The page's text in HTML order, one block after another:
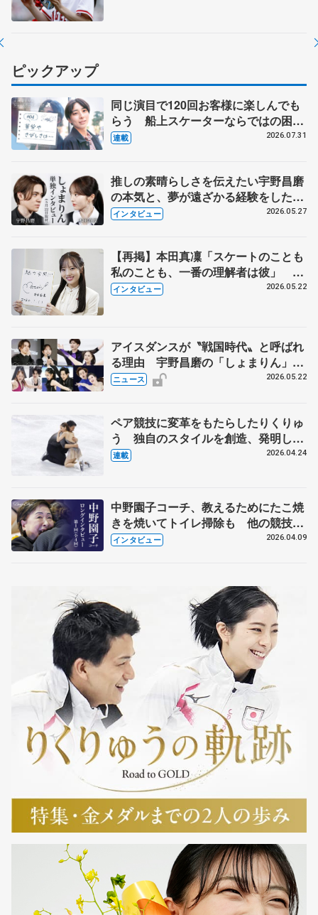
ピックアップ
同じ演目で120回お客様に楽しんでも
らう 船上スケーターならではの困難
とは 影響あったPIW前キャプテン松
連載 2026.07.31
推しの素晴らしさを伝えたい宇野昌磨
の本気と、夢が遠ざかる経験をした本
田真凜の覚悟
インタビュー 2026.05.27
【再掲】本田真凜「スケートのことも
私のことも、一番の理解者は彼」 引
退時の単独インタビューで語った競技
インタビュー 2026.05.22
アイスダンスが〝戦国時代〟と呼ばれ
る理由 宇野昌磨の「しょまりん」ら
実力者が相次いで参戦 国内の競争激
ニュース 2026.05.22
ペア競技に変革をもたらしたりくりゅ
う 独自のスタイルを創造、発明した
【引退発表後②】
連載 2026.04.24
中野園子コーチ、教えるためにたこ焼
きを焼いてトイレ掃除も 他の競技に
も通用するという坂本花織の筋肉
インタビュー 2026.04.09